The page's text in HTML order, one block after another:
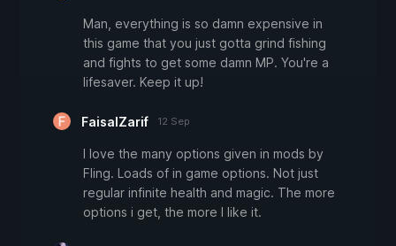
Man, everything is so damn expensive in
this game that you just gotta grind fishing
and fights to get some damn MP. You're a
lifesaver. Keep it up!
FaisalZarif 12 Sep
I love the many options given in mods by
Fling. Loads of in game options. Not just
regular infinite health and magic. The more
options i get, the more I like it.